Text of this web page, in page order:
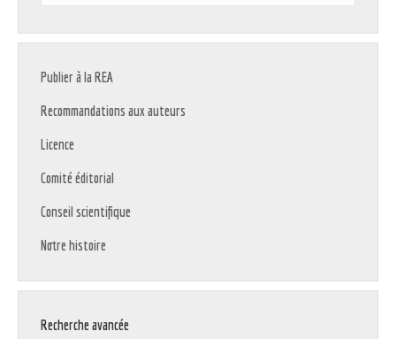
Publier à la REA
Recommandations aux auteurs
Licence
Comité éditorial
Conseil scientifique
Notre histoire
Recherche avancée